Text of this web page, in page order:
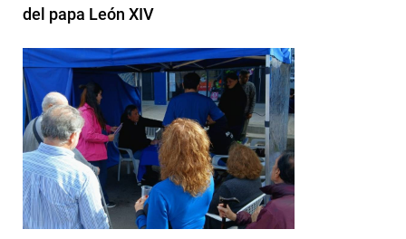
del papa León XIV